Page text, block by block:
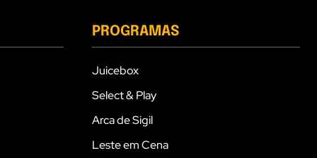
PROGRAMAS
Juicebox
Select & Play
Arca de Sigil
Leste em Cena